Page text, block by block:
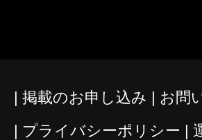
掲載のお申し込み お問
プライバシーポリシー